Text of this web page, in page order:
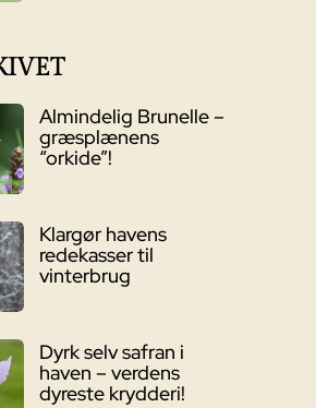
Almindelig Brunelle –
græsplænens
“orkide”!
Klargør havens
redekasser til
vinterbrug
Dyrk selv safran i
haven – verdens
dyreste krydderi!